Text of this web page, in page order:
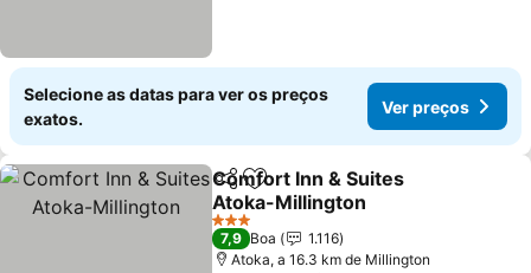
Selecione as datas para ver os preços
exatos.
Ver preços
PartilharAdicionar aos favoritos
Comfort Inn & Suites
Atoka-Millington
3 Estrelas
7,9 Boa
1.116
Atoka, a 16.3 km de Millington